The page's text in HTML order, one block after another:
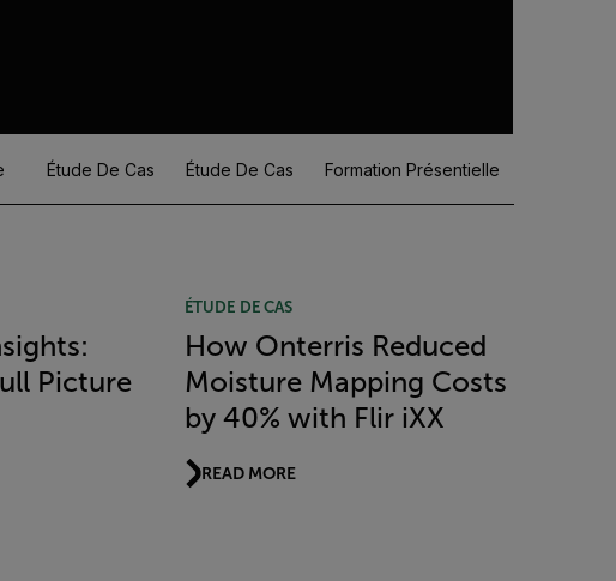
Étude De Cas Étude De Cas Formation Présentielle
Picture
ÉTUDE DE CAS
How Onterris Reduced
Moisture Mapping Costs
by 40% with Flir iXX
READ MORE